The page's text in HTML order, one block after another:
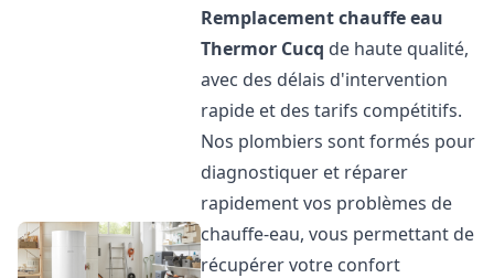
Remplacement chauffe eau
Thermor Cucq de haute qualité,
avec des délais d'intervention
rapide et des tarifs compétitifs.
Nos plombiers sont formés pour
diagnostiquer et réparer
rapidement vos problèmes de
chauffe-eau, vous permettant de
récupérer votre confort